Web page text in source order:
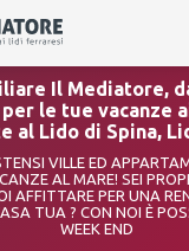
Il Mediatore,
le tue vacanze
al Lido di Spina,
VILLE ED
AL MARE! SEI
AFFITTARE PER UNA
TUA ? CON NOI È
WEEK END